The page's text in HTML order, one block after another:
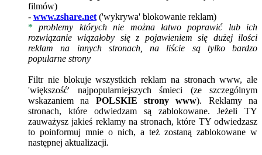
filmów)
- www.zshare.net ('wykrywa' blokowanie reklam)
* problemy których nie można łatwo poprawić lub ich
rozwiązanie wiązałoby się z pojawieniem się dużej ilości
reklam na innych stronach, na liście są tylko bardzo
popularne strony
Filtr nie blokuje wszystkich reklam na stronach www, ale
'większość' najpopularniejszych śmieci (ze szczególnym
wskazaniem na POLSKIE strony www). Reklamy na
stronach, które odwiedzam są zablokowane. Jeżeli TY
zauważysz jakieś reklamy na stronach, które TY odwiedzasz
to poinformuj mnie o nich, a też zostaną zablokowane w
następnej aktualizacji.